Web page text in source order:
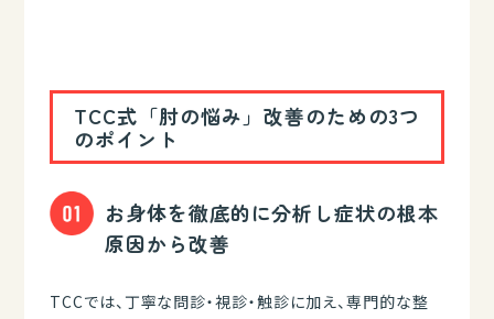
TCC式「肘の悩み」改善のための3つ
のポイント
お身体を徹底的に分析し症状の根本
原因から改善
TCCでは、丁寧な問診・視診・触診に加え、専門的な整